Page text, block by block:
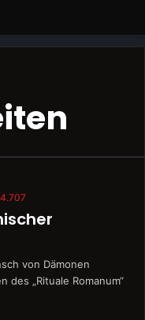
4.707
von Dämonen
„Rituale Romanum“